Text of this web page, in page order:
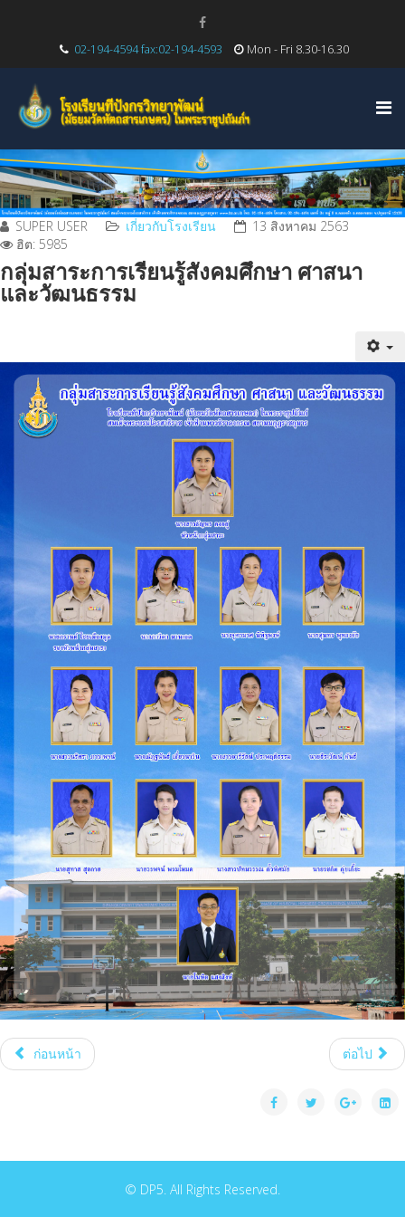
02-194-4594 fax:02-194-4593 Mon - Fri 8.30-16.30
SUPER USER เกี่ยวกับโรงเรียน
13 สิงหาคม 2563
ฮิต: 5985
กลุ่มสาระการเรียนรู้สังคมศึกษา ศาสนา
และวัฒนธรรม
ก่อนหน้า ต่อไป
© DP5. All Rights Reserved.